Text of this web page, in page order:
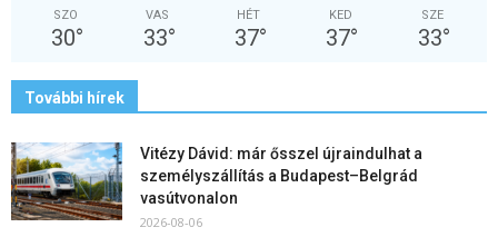
SZO
30°
VAS
33°
HÉT
37°
KED
37°
SZE
33°
További hírek
Vitézy Dávid: már ősszel újraindulhat a
személyszállítás a Budapest–Belgrád
vasútvonalon
2026-08-06